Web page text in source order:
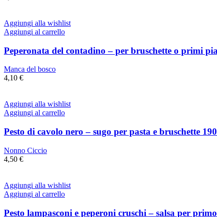
Aggiungi alla wishlist
Aggiungi al carrello
Peperonata del contadino – per bruschette o primi
Manca del bosco
4,10 €
Aggiungi alla wishlist
Aggiungi al carrello
Pesto di cavolo nero – sugo per pasta e bruschette
Nonno Ciccio
4,50 €
Aggiungi alla wishlist
Aggiungi al carrello
Pesto lampasconi e peperoni cruschi – salsa per